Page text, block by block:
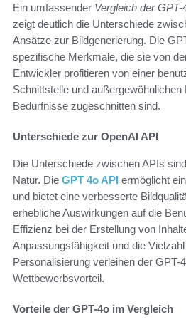
Ein umfassender Vergleich der
zeigt deutlich die Unterschiede
Ansätze zur Bildgenerierung. Die
spezifische Merkmale, die sie von
Entwickler profitieren von einer
Schnittstelle und außergewöhnlichen
Bedürfnisse zugeschnitten sind.
Unterschiede zur OpenAI API
Die Unterschiede zwischen APIs
Natur. Die GPT 4o API ermöglicht
und bietet eine verbesserte
erhebliche Auswirkungen auf die
Effizienz bei der Erstellung von
Anpassungsfähigkeit und die
Personalisierung verleihen der GPT-
Wettbewerbsvorteil.
Vorteile der GPT-4o im Vergleich